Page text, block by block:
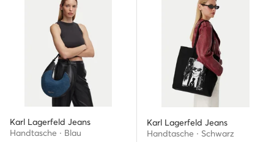
Karl Lagerfeld Jeans
Handtasche · Blau
Karl Lagerfeld Jeans
Handtasche · Schwarz